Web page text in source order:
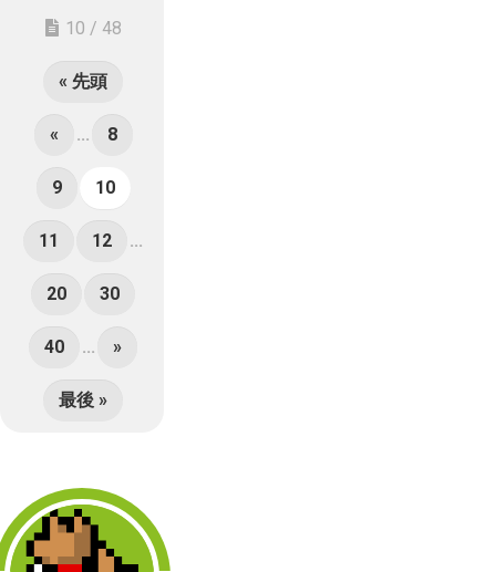
10 / 48
« 先頭
« ... 8
9 10
11 12 ...
20 30
40 ... »
最後 »